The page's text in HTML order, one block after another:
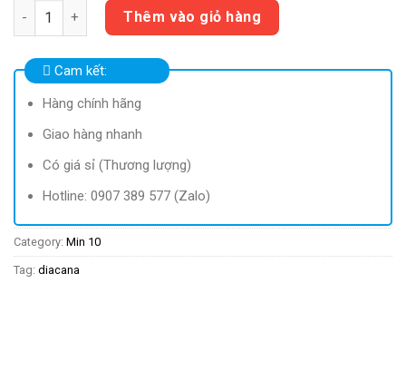
Diacana Đường bắp ăn kiêng (H50) | La France quantity
Thêm vào giỏ hàng
Cam kết:
Hàng chính hãng
Giao hàng nhanh
Có giá sỉ (Thương lượng)
Hotline: 0907 389 577 (Zalo)
Category: Min 10
Tag: diacana